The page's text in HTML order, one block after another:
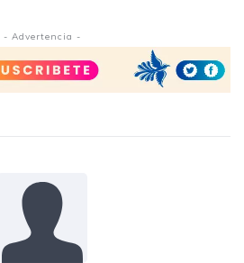
- Advertencia -